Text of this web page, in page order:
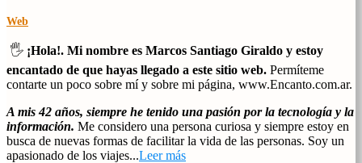
Web
🖐️ ¡Hola!. Mi nombre es Marcos Santiago Giraldo y estoy
encantado de que hayas llegado a este sitio web. Permíteme
contarte un poco sobre mí y sobre mi página, www.Encanto.com.ar.
A mis 42 años, siempre he tenido una pasión por la tecnología y la
información. Me considero una persona curiosa y siempre estoy en
busca de nuevas formas de facilitar la vida de las personas. Soy un
apasionado de los viajes...Leer más